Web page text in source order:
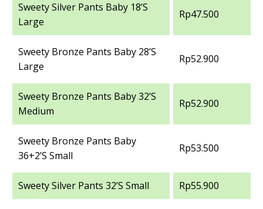
Sweety Silver Pants Baby 18’S
Large
Rp47.500
Sweety Bronze Pants Baby 28’S
Large
Rp52.900
Sweety Bronze Pants Baby 32’S
Medium
Rp52.900
Sweety Bronze Pants Baby
36+2’S Small
Rp53.500
Sweety Silver Pants 32’S Small Rp55.900